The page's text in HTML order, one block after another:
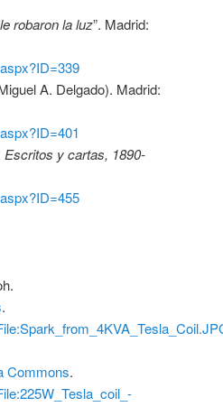
robaron la luz”. Madrid:
A. Delgado). Madrid:
y cartas, 1890-
.
Commons.